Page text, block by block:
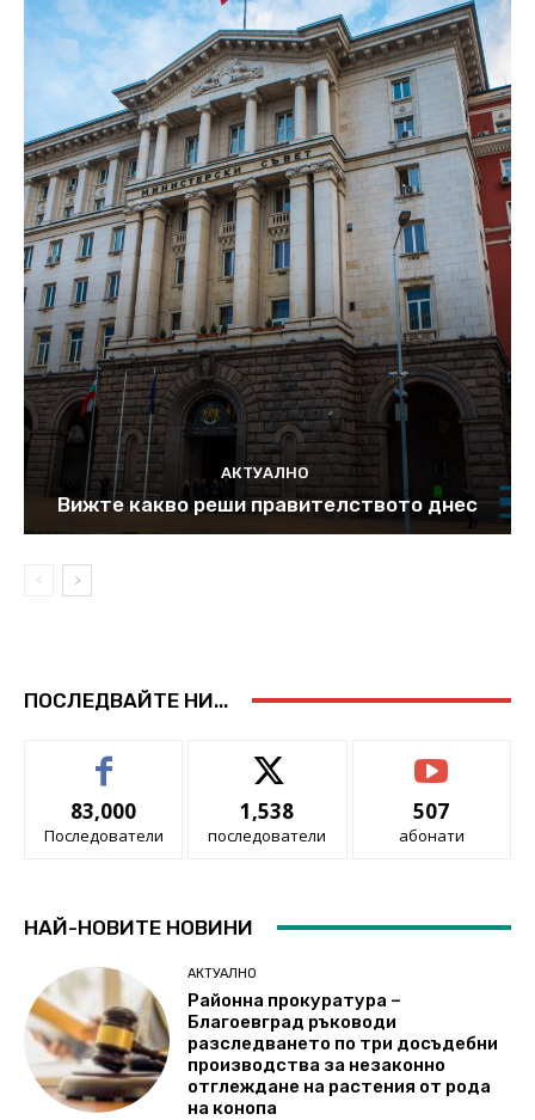
АКТУАЛНО
Вижте какво реши правителството днес
ПОСЛЕДВАЙТЕ НИ...
83,000
Последователи
1,538
последователи
507
абонати
НАЙ-НОВИТЕ НОВИНИ
АКТУАЛНО
Районна прокуратура –
Благоевград ръководи
разследването по три досъдебни
производства за незаконно
отглеждане на растения от рода
на конопа